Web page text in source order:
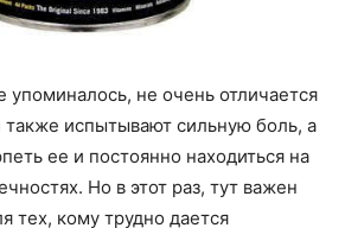
упоминалось, не очень отличается
также испытывают сильную боль, а
ее и постоянно находиться на
Но в этот раз, тут важен
тех, кому трудно дается